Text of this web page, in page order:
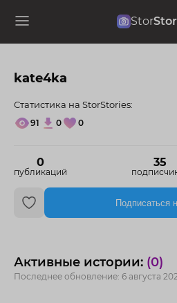
Stor
kate4ka
0
публикаций
35
Статистика на StorStories:
91 0 0
Подписаться
Активные истории: (0)
Последнее обновление: 6 августа